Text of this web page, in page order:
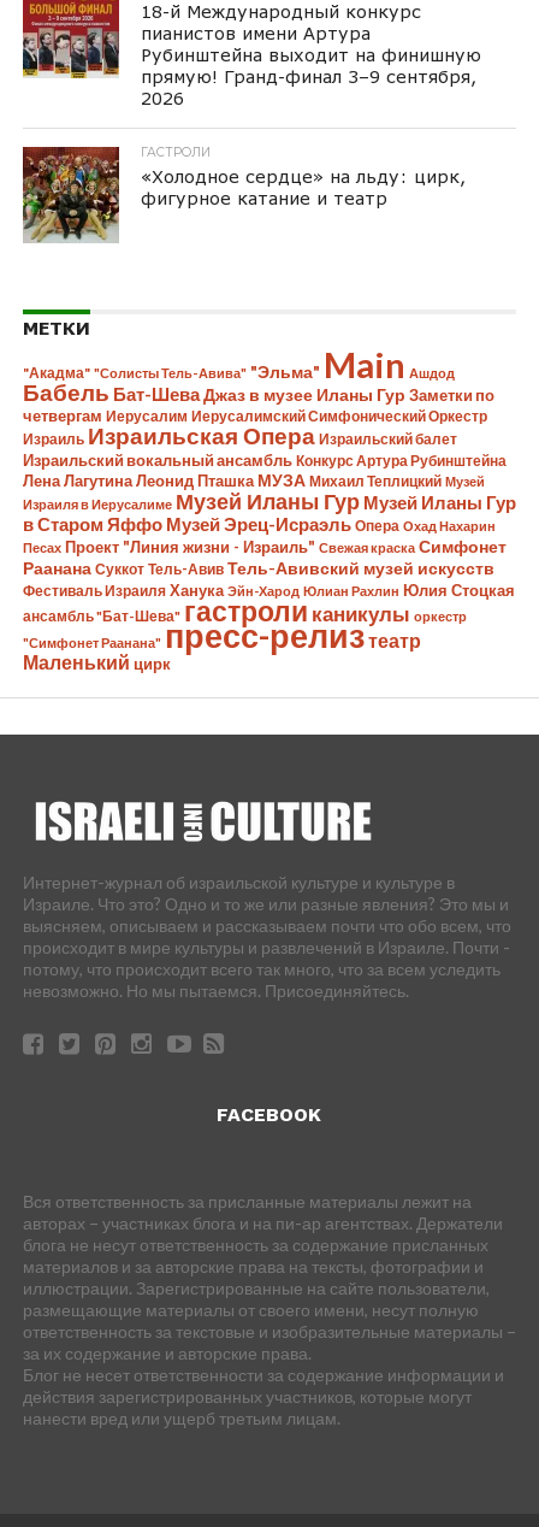
18-й Международный конкурс
пианистов имени Артура
Рубинштейна выходит на финишную
прямую! Гранд-финал 3–9 сентября,
2026
ГАСТРОЛИ
«Холодное сердце» на льду: цирк,
фигурное катание и театр
МЕТКИ
"Акадма" "Солисты Тель-Авива" "Эльма" Main Ашдод
Бабель Бат-ШеваДжаз в музее Иланы Гур Заметки по
четвергам Иерусалим Иерусалимский Симфонический Оркестр
Израиль Израильская Опера Израильский балет
Израильский вокальный ансамбль Конкурс Артура Рубинштейна
Лена Лагутина Леонид Пташка МУЗА Михаил Теплицкий Музей
Израиля в Иерусалиме Музей Иланы Гур Музей Иланы Гур
в Старом Яффо Музей Эрец-Исраэль Опера Охад Нахарин
Песах Проект "Линия жизни - Израиль" Свежая краска Симфонет
Раанана Суккот Тель-Авив Тель-Авивский музей искусств
Фестиваль Израиля Ханука Эйн-Харод Юлиан Рахлин Юлия Стоцкая
ансамбль "Бат-Шева" гастроли каникулы оркестр
"Симфонет Раанана" пресс-релизтеатр
Маленький цирк
Интернет-журнал об израильской культуре и культуре в
Израиле. Что это? Одно и то же или разные явления? Это мы и
выясняем, описываем и рассказываем почти что обо всем, что
происходит в мире культуры и развлечений в Израиле. Почти -
потому, что происходит всего так много, что за всем уследить
невозможно. Но мы пытаемся. Присоединяйтесь.
FACEBOOK
Вся ответственность за присланные материалы лежит на
авторах – участниках блога и на пи-ар агентствах. Держатели
блога не несут ответственность за содержание присланных
материалов и за авторские права на тексты, фотографии и
иллюстрации. Зарегистрированные на сайте пользователи,
размещающие материалы от своего имени, несут полную
ответственность за текстовые и изобразительные материалы –
за их содержание и авторские права.
Блог не несет ответственности за содержание информации и
действия зарегистрированных участников, которые могут
нанести вред или ущерб третьим лицам.